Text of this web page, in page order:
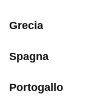
Grecia
Spagna
Portogallo